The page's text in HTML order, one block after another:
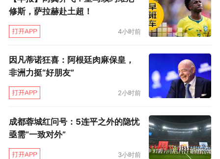
的儿子基扬·安东尼的身上。“我的成就，儿子，就
是你。是时候把火炬传递到你手上了，去追寻你
的梦想吧，不要让任何事情阻挡你的脚步。”安东
尼说道。
又一位时代巨星挥手作别，那些从21世纪初开始
活跃的名字逐渐淡出人们的视线，但他们留在历
史上的印记并不会褪色分毫。
另一片舞台再见吧，永远的“甜瓜”，卡梅洛·安东
修斯，萨拉赫赴土超！
4小时前
因凡蒂诺狂喜：阿根廷肉麻保皇，
非洲力挺“好朋友”
2小时前
成都蓉城红问号：5连平之外的隐忧
亟需“一致对外”
3小时前